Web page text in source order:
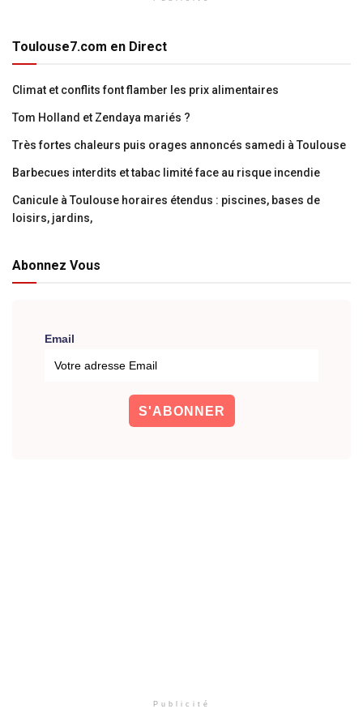
Toulouse7.com en Direct
Climat et conflits font flamber les prix alimentaires
Tom Holland et Zendaya mariés ?
Très fortes chaleurs puis orages annoncés samedi à Toulouse
Barbecues interdits et tabac limité face au risque incendie
Canicule à Toulouse horaires étendus : piscines, bases de
loisirs, jardins,
Abonnez Vous
Email
Publicité